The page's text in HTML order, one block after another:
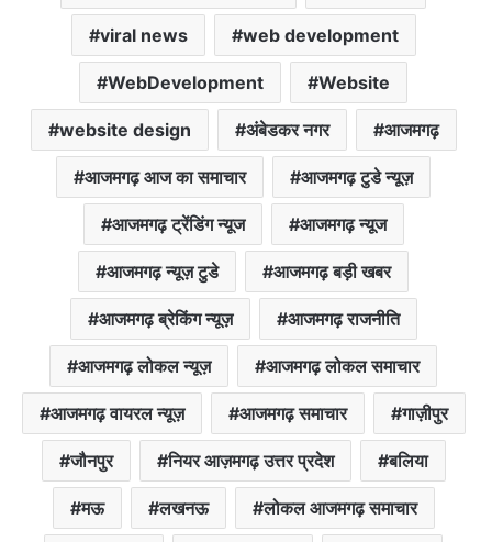
viral news web development
WebDevelopment Website
website design अंबेडकर नगर आजमगढ़
आजमगढ़ आज का समाचार आजमगढ़ टुडे न्यूज़
आजमगढ़ ट्रेंडिंग न्यूज आजमगढ़ न्यूज
आजमगढ़ न्यूज़ टुडे आजमगढ़ बड़ी खबर
आजमगढ़ ब्रेकिंग न्यूज़ आजमगढ़ राजनीति
आजमगढ़ लोकल न्यूज़ आजमगढ़ लोकल समाचार
आजमगढ़ वायरल न्यूज़ आजमगढ़ समाचार गाज़ीपुर
जौनपुर नियर आज़मगढ़ उत्तर प्रदेश बलिया
मऊ लखनऊ लोकल आजमगढ़ समाचार